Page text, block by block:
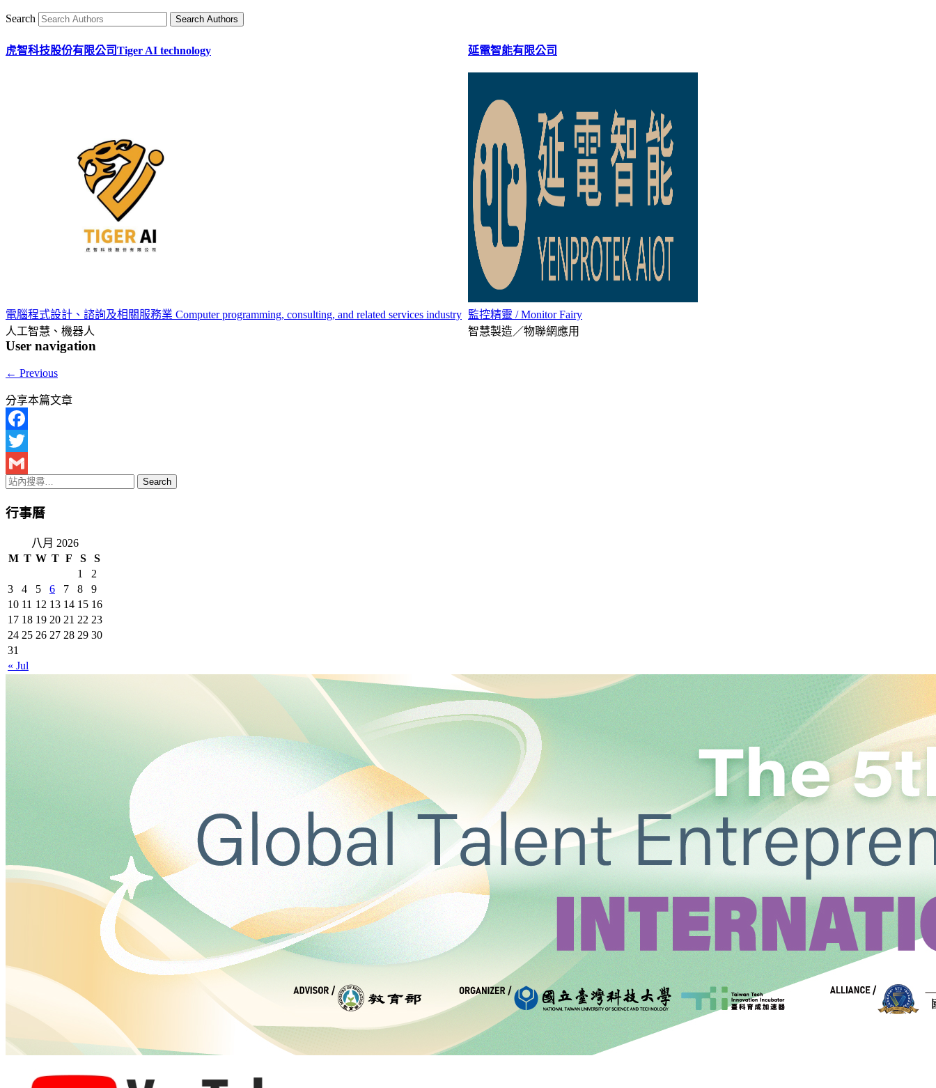
Search
虎智科技股份有限公司Tiger AI technology
電腦程式設計、諮詢及相關服務業 Computer programming, consulting, and related services industry
人工智慧、機器人
延電智能有限公司
監控精靈 / Monitor Fairy
智慧製造／物聯網應用
User navigation
← Previous
分享本篇文章
Facebook
Twitter
Gmail
行事曆
八月 2026
M T W T F S S
« Jul
1
2
3
4 5 6 7 8
9
10 11 12 13 14 15 16
17 18 19 20 21 22 23
24 25 26 27 28 29 30
31